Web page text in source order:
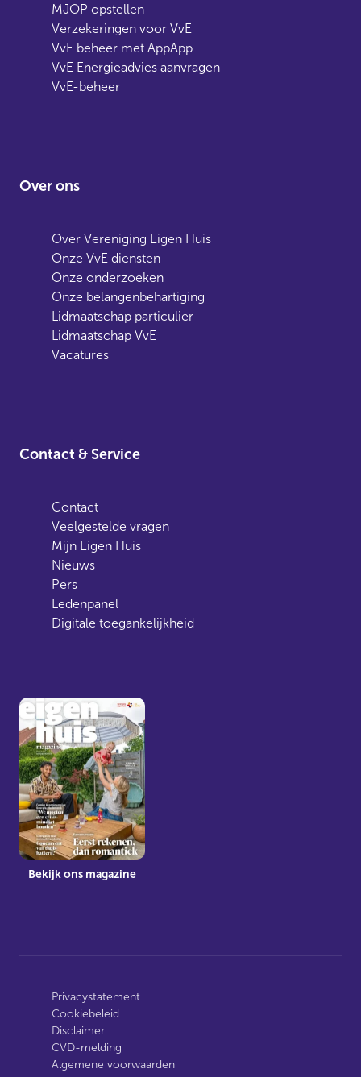
MJOP opstellen
Verzekeringen voor VvE
VvE beheer met AppApp
VvE Energieadvies aanvragen
VvE-beheer
Over ons
Over Vereniging Eigen Huis
Onze VvE diensten
Onze onderzoeken
Onze belangenbehartiging
Lidmaatschap particulier
Lidmaatschap VvE
Vacatures
Contact & Service
Contact
Veelgestelde vragen
Mijn Eigen Huis
Nieuws
Pers
Ledenpanel
Digitale toegankelijkheid
Bekijk ons magazine
Privacystatement
Cookiebeleid
Disclaimer
CVD-melding
Algemene voorwaarden